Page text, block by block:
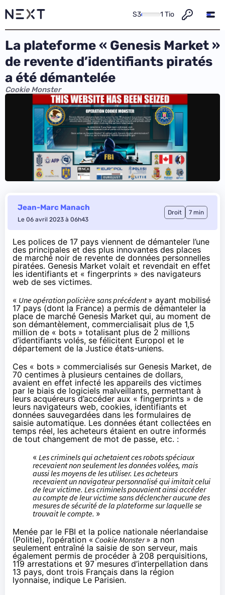
S3 1 Tio
La plateforme « Genesis Market »
de revente d’identifiants piratés
a été démantelée
Cookie Monster
Jean-Marc Manach
Le 06 avril 2023 à 06h43
Droit 7 min
Les polices de 17 pays viennent de démanteler l’une
des principales et des plus innovantes des places
de marché noir de revente de données personnelles
piratées. Genesis Market volait et revendait en effet
les identifiants et « fingerprints » des navigateurs
web de ses victimes.
« Une opération policière sans précédent» ayant mobilisé
17 pays (dont la France) a permis de démanteler la
place de marché Genesis Market qui, au moment de
son démantèlement, commercialisait plus de 1,5
million de « bots » totalisant plus de 2 millions
d’identifiants volés, se félicitent Europol et le
département de la Justice états-uniens.
Ces « bots » commercialisés sur Genesis Market, de
70 centimes à plusieurs centaines de dollars,
avaient en effet infecté les appareils des victimes
par le biais de logiciels malveillants, permettant à
leurs acquéreurs d’accéder aux « fingerprints » de
leurs navigateurs web, cookies, identifiants et
données sauvegardées dans les formulaires de
saisie automatique. Les données étant collectées en
temps réel, les acheteurs étaient en outre informés
de tout changement de mot de passe, etc. :
« Les criminels qui achetaient ces robots spéciaux
recevaient non seulement les données volées, mais
aussi les moyens de les utiliser. Les acheteurs
recevaient un navigateur personnalisé qui imitait celui
de leur victime. Les criminels pouvaient ainsi accéder
au compte de leur victime sans déclencher aucune des
mesures de sécurité de la plateforme sur laquelle se
trouvait le compte. »
Menée par le FBI et la police nationale néerlandaise
(Politie), l’opération « Cookie Monster» a non
seulement entraîné la saisie de son serveur, mais
également permis de procéder à 208 perquisitions,
119 arrestations et 97 mesures d’interpellation dans
13 pays, dont trois Français dans la région
lyonnaise, indique Le Parisien.